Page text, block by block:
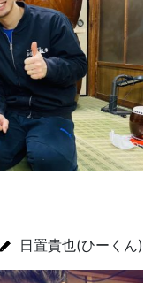
日置貴也(ひーくん)